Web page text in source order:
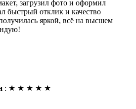
загрузил фото и оформил
быстрый отклик и качество
яркой, всё на высшем
: ★ ★ ★ ★ ★